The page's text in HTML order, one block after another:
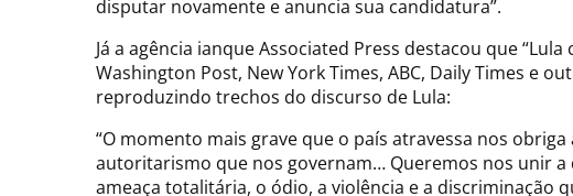
disputar novamente e anuncia sua candidatura”.
Já a agência ianque Associated Press destacou que
Washington Post, New York Times, ABC, Daily Times e
reproduzindo trechos do discurso de Lula:
“O momento mais grave que o país atravessa nos
autoritarismo que nos governam… Queremos nos unir a
ameaça totalitária, o ódio, a violência e a discriminação